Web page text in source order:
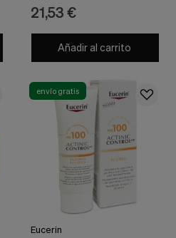
21,53 €
Añadir al carrito
envío gratis
Eucerin